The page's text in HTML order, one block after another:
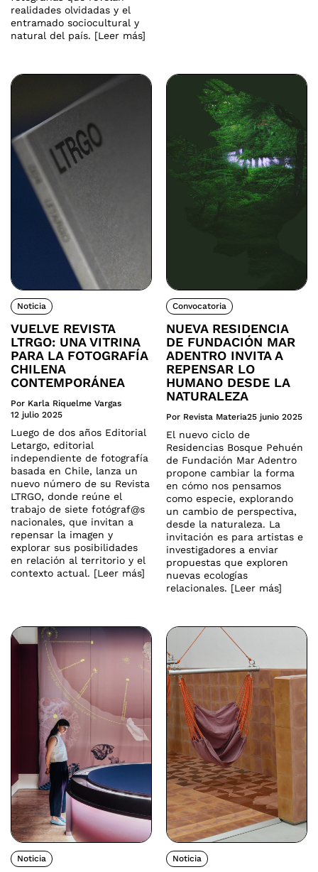
realidades olvidadas y el
entramado sociocultural y
natural del país. [Leer más]
Noticia
VUELVE REVISTA
LTRGO: UNA VITRINA
PARA LA FOTOGRAFÍA
CHILENA
CONTEMPORÁNEA
Por Karla Riquelme Vargas
12 julio 2025
Luego de dos años Editorial
Letargo, editorial
independiente de fotografía
basada en Chile, lanza un
nuevo número de su Revista
LTRGO, donde reúne el
trabajo de siete fotógraf@s
nacionales, que invitan a
repensar la imagen y
explorar sus posibilidades
en relación al territorio y el
contexto actual. [Leer más]
Convocatoria
NUEVA RESIDENCIA
DE FUNDACIÓN MAR
ADENTRO INVITA A
REPENSAR LO
HUMANO DESDE LA
NATURALEZA
Por Revista Materia25 junio 2025
El nuevo ciclo de
Residencias Bosque Pehuén
de Fundación Mar Adentro
propone cambiar la forma
en cómo nos pensamos
como especie, explorando
un cambio de perspectiva,
desde la naturaleza. La
invitación es para artistas e
investigadores a enviar
propuestas que exploren
nuevas ecologías
relacionales. [Leer más]
Noticia Noticia